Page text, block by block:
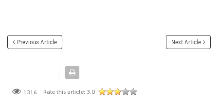
Previous Article Next Article
1316 Rate this article: 3.0